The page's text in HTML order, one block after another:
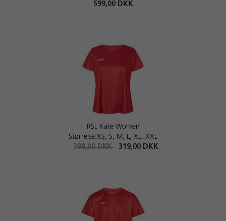
599,00 DKK
RSL Kate Women
Størrelse:XS, S, M, L, XL, XXL
399,00 DKK
319,00 DKK